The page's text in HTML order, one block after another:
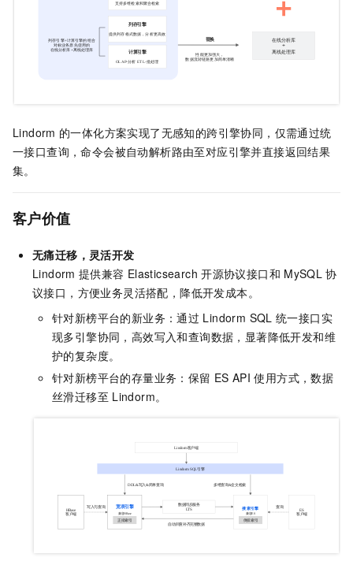
Lindorm 的一体化方案实现了无感知的跨引擎协同，仅需通过统
一接口查询，命令会被自动解析路由至对应引擎并直接返回结果
集。
客户价值
无痛迁移，灵活开发
Lindorm 提供兼容 Elasticsearch 开源协议接口和 MySQL 协
议接口，方便业务灵活搭配，降低开发成本。
针对新榜平台的新业务：通过 Lindorm SQL 统一接口实
现多引擎协同，高效写入和查询数据，显著降低开发和维
护的复杂度。
针对新榜平台的存量业务：保留 ES API 使用方式，数据
丝滑迁移至 Lindorm。